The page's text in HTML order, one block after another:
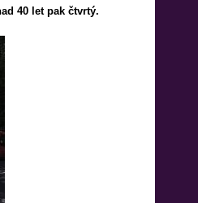
40 let pak čtvrtý.